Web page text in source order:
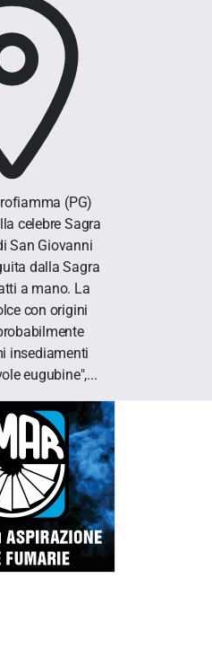
(PG)
celebre Sagra
San Giovanni
dalla Sagra
a mano. La
con origini
insediamenti
eugubine",...